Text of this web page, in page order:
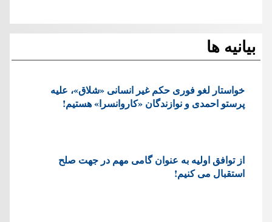
بیانیه ها
خواستار لغو فوری حکم غیر انسانی «شلاق»، علیه
پرستو احمدی و نوازندگان «کاروانسرا» هستیم!
از توافق اولیه به عنوان گامی مهم در جهت صلح
استقبال می کنیم!